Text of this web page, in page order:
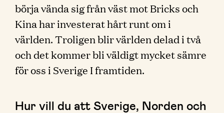
börja vända sig från väst mot Bricks och
Kina har investerat hårt runt om i
världen. Troligen blir världen delad i två
och det kommer bli väldigt mycket sämre
för oss i Sverige I framtiden.
Hur vill du att Sverige, Norden och